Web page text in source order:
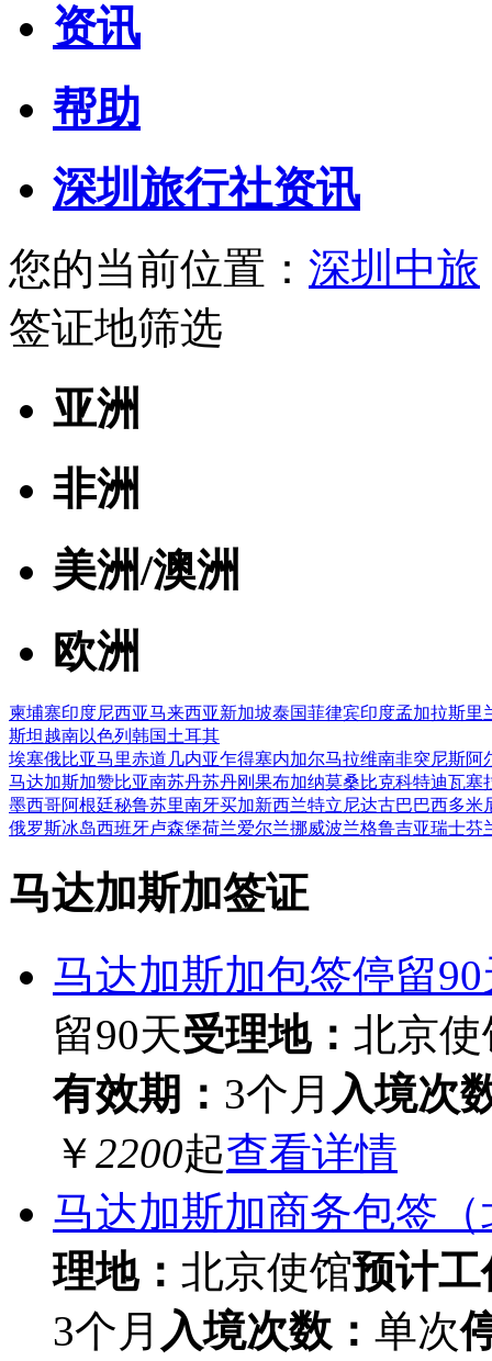
资讯
帮助
深圳旅行社资讯
您的当前位置： 深圳中旅
签证地筛选
亚洲
非洲
美洲/澳洲
欧洲
柬埔寨印度尼西亚马来西亚新加坡泰国菲律宾印度孟加拉斯里
斯坦 越南以色列 韩国土耳其
埃塞俄比亚马里赤道几内亚乍得塞内加尔马拉维南非突尼斯阿
马达加斯加赞比亚南苏丹苏丹刚果布加纳莫桑比克科特迪瓦塞
墨西哥阿根廷秘鲁苏里南牙买加新西兰特立尼达古巴巴西多米
俄罗斯冰岛西班牙卢森堡荷兰爱尔兰挪威波兰格鲁吉亚瑞士芬
马达加斯加签证
马达加斯加包签停留
留90天受理地： 北京使
有效期： 3个月 入境次
￥2200起查看详情
马达加斯加商务包签
理地： 北京使馆预计
3个月 入境次数： 单次